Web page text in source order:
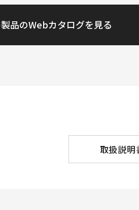
品のWebカタログを見る
取扱説明